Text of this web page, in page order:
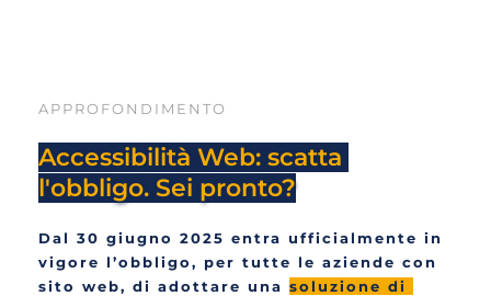
APPROFONDIMENTO
Accessibilità Web: scatta
l'obbligo. Sei pronto?
Dal 30 giugno 2025 entra ufficialmente in
vigore l’obbligo, per tutte le aziende con
sito web, di adottare una soluzione di